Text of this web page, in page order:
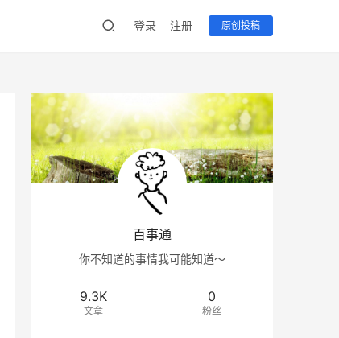
登录 注册 原创投稿
百事通
你不知道的事情我可能知道～
9.3K
文章
0
粉丝